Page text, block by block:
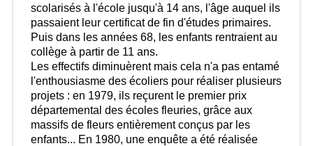
scolarisés à l'école jusqu'à 14 ans, l'âge auquel ils
passaient leur certificat de fin d'études primaires.
Puis dans les années 68, les enfants rentraient au
collège à partir de 11 ans.
Les effectifs diminuèrent mais cela n'a pas entamé
l'enthousiasme des écoliers pour réaliser plusieurs
projets : en 1979, ils reçurent le premier prix
départemental des écoles fleuries, grâce aux
massifs de fleurs entièrement conçus par les
enfants... En 1980, une enquête a été réalisée